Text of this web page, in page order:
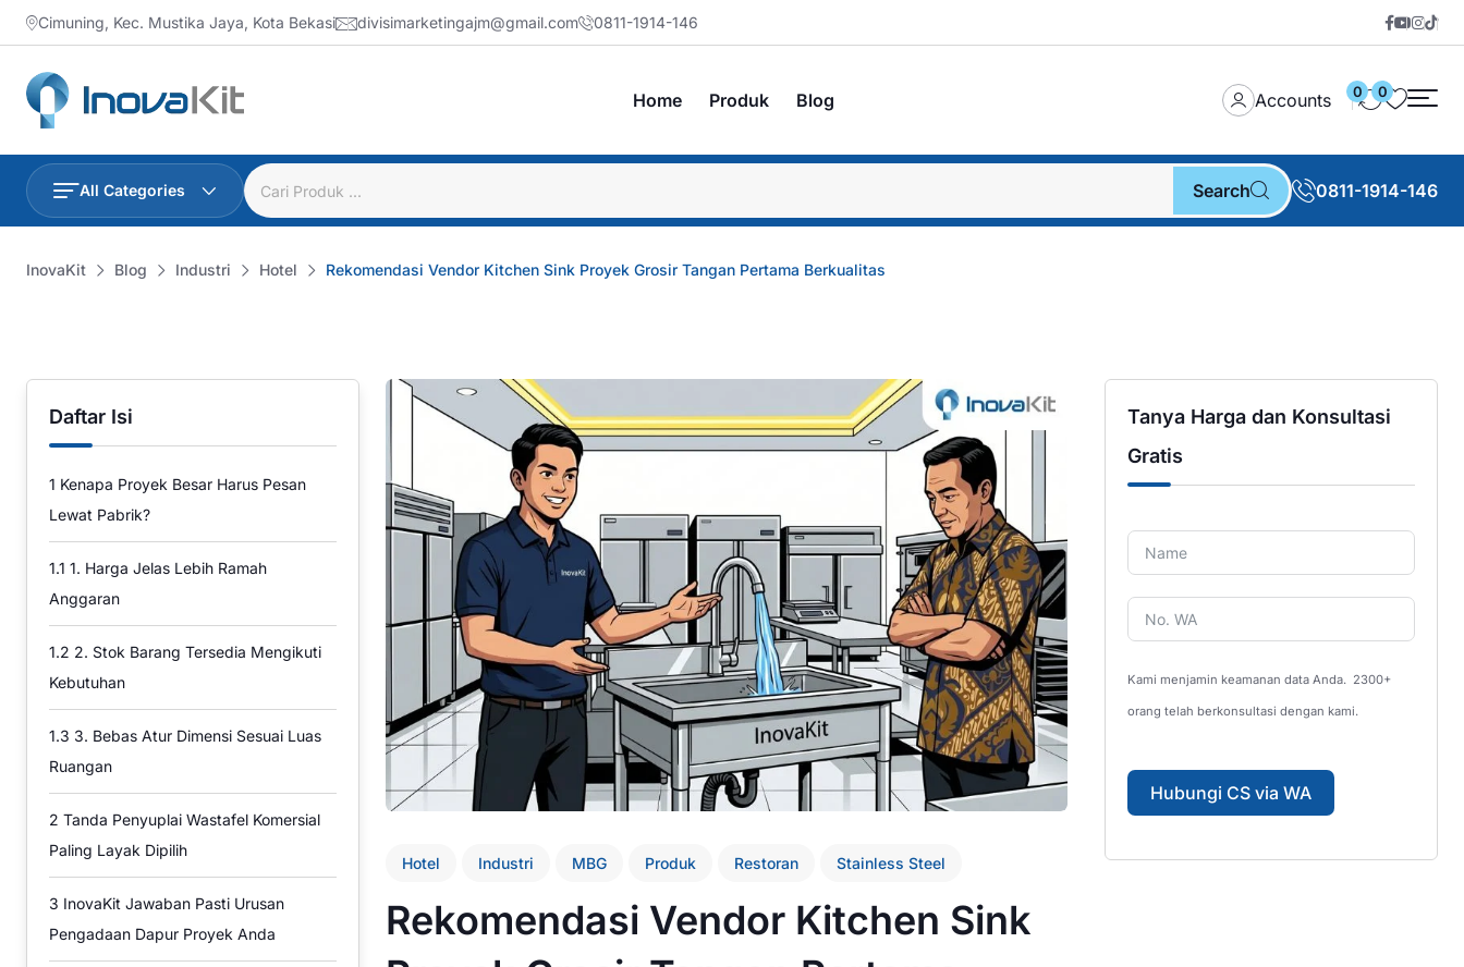
Skip
to
content
Cimuning, Kec. Mustika Jaya, Kota Bekasi divisimarketingajm@gmail.com 0811-1914-146
Home Produk Blog Accounts 0 0
All Categories Search 0811-1914-146
InovaKit Blog Industri Hotel Rekomendasi Vendor Kitchen Sink Proyek Grosir Tangan Pertama Berkualitas
Daftar Isi
1 Kenapa Proyek Besar Harus Pesan
Lewat Pabrik?
1.1 1. Harga Jelas Lebih Ramah
Anggaran
1.2 2. Stok Barang Tersedia Mengikuti
Kebutuhan
1.3 3. Bebas Atur Dimensi Sesuai Luas
Ruangan
2 Tanda Penyuplai Wastafel Komersial
Paling Layak Dipilih
3 InovaKit Jawaban Pasti Urusan
Pengadaan Dapur Proyek Anda
Hotel Industri MBG Produk Restoran Stainless Steel
Rekomendasi Vendor Kitchen Sink
Tanya Harga dan Konsultasi
Gratis
Kami menjamin keamanan data Anda. 2300+
orang telah berkonsultasi dengan kami.
Hubungi CS via WA